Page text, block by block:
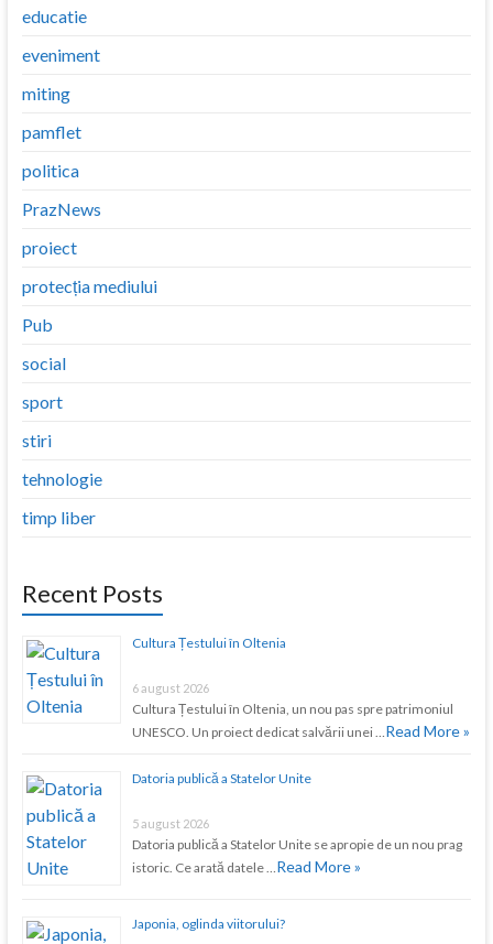
educatie
eveniment
miting
pamflet
politica
PrazNews
proiect
protecția mediului
Pub
social
sport
stiri
tehnologie
timp liber
Recent Posts
Cultura Țestului în Oltenia
6 august 2026
Cultura Țestului în Oltenia, un nou pas spre patrimoniul
UNESCO. Un proiect dedicat salvării unei …Read More »
Datoria publică a Statelor Unite
5 august 2026
Datoria publică a Statelor Unite se apropie de un nou prag
istoric. Ce arată datele …Read More »
Japonia, oglinda viitorului?